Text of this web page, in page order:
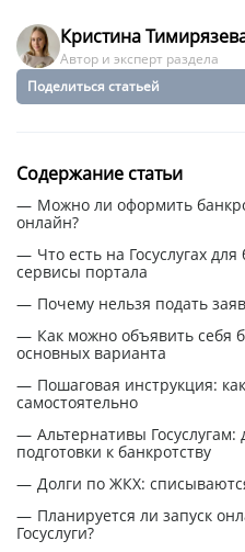
Кристина
Автор и эксперт раздела
Поделиться статьей
Содержание статьи
Можно ли оформить
онлайн?
Что есть на Госуслугах
сервисы портала
Почему нельзя подать
Как можно объявить себя
основных варианта
Пошаговая инструкция:
самостоятельно
Альтернативы
подготовки к банкротству
Долги по ЖКХ:
Планируется ли запуск
Госуслуги?